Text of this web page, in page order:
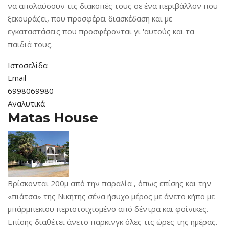
να απολαύσουν τις διακοπές τους σε ένα περιβάλλον που
ξεκουράζει, που προσφέρει διασκέδαση και με
εγκαταστάσεις που προσφέρονται γι 'αυτούς και τα
παιδιά τους.
Ιστοσελίδα
Email
6998069980
Αναλυτικά
Matas House
Βρίσκονται 200μ από την παραλία , όπως επίσης και την
«πιάτσα» της Νικήτης σένα ήσυχο μέρος με άνετο κήπο με
μπάρμπεκιου περιστοιχισμένο από δέντρα και φοίνικες.
Επίσης διαθέτει άνετο παρκινγκ όλες τις ώρες της ημέρας.